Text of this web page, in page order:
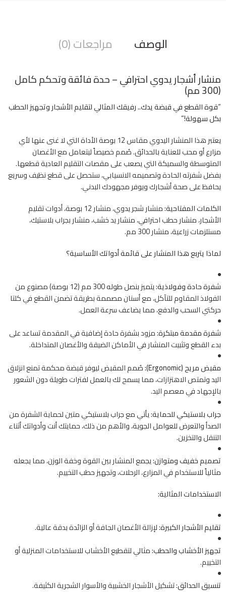
الوصف مراجعات (0)
منشار أشجار يدوي احترافي – حدة فائقة وتحكم كامل
(300 مم)
“قوة القطع في قبضة يدك.. رفيقك المثالي لتقليم الأشجار وتجهيز الحطب
بكل سهولة!”
يعتبر هذا المنشار اليدوي مقاس 12 بوصة الأداة التي لا غنى عنها لأي
مزارع أو محب للعناية بالحدائق. صُمم خصيصاً ليتعامل مع الأغصان
المتوسطة والسميكة التي يصعب على مقصات التقليم العادية قطعها.
بفضل شفرته الحادة وتصميمه الانسيابي، ستحصل على قطع نظيف وسريع
يحافظ على صحة أشجارك ويوفر مجهودك البدني.
الكلمات المفتاحية:
منشار شجر يدوي، منشار 12 بوصة، أدوات تقليم
الأشجار، منشار حطب احترافي، منشار يد خشب، منشار بجراب بلاستيك،
مستلزمات زراعية، منشار 300 مم.
لماذا يتربع هذا المنشار على قائمة أدواتك الأساسية؟
شفرة حادة وفولاذية:
يتميز بنصل طوله 300 مم (12 بوصة) مصنوع من
الفولاذ المقاوم للتآكل، مع أسنان مصممة بطريقة تضمن القطع في كلتا
حركتي السحب والدفع، مما يضاعف سرعة العمل.
شفرة مقدمة مبتكرة:مزود بشفرة حادة إضافية في المقدمة تساعد على
بدء القطع وتثبيت المنشار في الأماكن الضيقة والأغصان المتداخلة.
مقبض مريح (Ergonomic):
صُمم المقبض ليوفر قبضة محكمة تمنع انزلاق
اليد وتمتص الاهتزازات، مما يسمح لك بالعمل لفترات طويلة دون الشعور
بالإجهاد في معصم اليد.
جراب بلاستيكي للحماية:يأتي مع جراب بلاستيكي متين لحماية الشفرة من
الصدأ والتعرض للعوامل الجوية، والأهم من ذلك، حمايتك أنت وأدواتك أثناء
التنقل والتخزين.
تصميم خفيف ومتوازن:يجمع المنشار بين القوة وخفة الوزن، مما يجعله
مثالياً للاستخدام في المزارع، الرحلات، وتجهيز حطب التخييم.
الاستخدامات المثالية:
تقليم الأشجار الكبيرة:لإزالة الأغصان الجافة أو الزائدة بدقة عالية.
تجهيز الأخشاب والحطب:مثالي لتقطيع الأخشاب للاستخدامات المنزلية أو
التخييم.
تنسيق الحدائق:تشكيل الأشجار الخشبية والأسوار الشجرية الكثيفة.